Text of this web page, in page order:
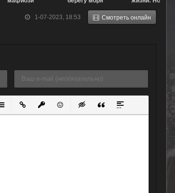
1-07-2023, 18:53 Смотреть онлайн
(2020)
(2017)
списоксписок
Вставить ссылку
Вставить защищенную ссылку
Вставить смайлик
Вставка скрытого текста
Вставка цитаты
Вставка спойлера